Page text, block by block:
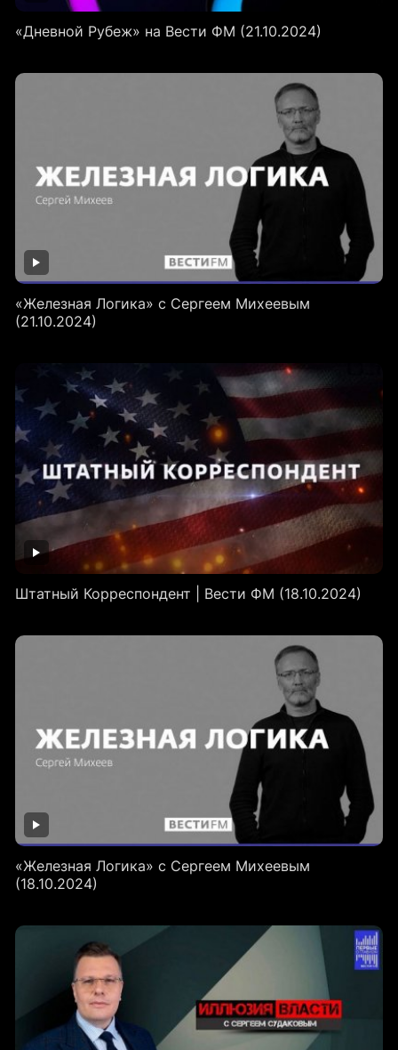
«Дневной Рубеж» на Вести ФМ (21.10.2024)
«Железная Логика» с Сергеем Михеевым
(21.10.2024)
Штатный Корреспондент | Вести ФМ (18.10.2024)
«Железная Логика» с Сергеем Михеевым
(18.10.2024)